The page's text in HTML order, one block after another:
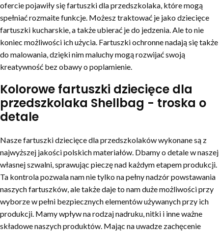
ofercie pojawiły się fartuszki dla przedszkolaka, które mogą
spełniać rozmaite funkcje. Możesz traktować je jako dziecięce
fartuszki kucharskie, a także ubierać je do jedzenia. Ale to nie
koniec możliwości ich użycia. Fartuszki ochronne nadają się także
do malowania, dzięki nim maluchy mogą rozwijać swoją
kreatywność bez obawy o poplamienie.
Kolorowe fartuszki dziecięce dla
przedszkolaka Shellbag - troska o
detale
Nasze fartuszki dziecięce dla przedszkolaków wykonane są z
najwyższej jakości polskich materiałów. Dbamy o detale w naszej
własnej szwalni, sprawując pieczę nad każdym etapem produkcji.
Ta kontrola pozwala nam nie tylko na pełny nadzór powstawania
naszych fartuszków, ale także daje to nam duże możliwości przy
wyborze w pełni bezpiecznych elementów używanych przy ich
produkcji. Mamy wpływ na rodzaj nadruku, nitki i inne ważne
składowe naszych produktów. Mając na uwadze zachęcenie